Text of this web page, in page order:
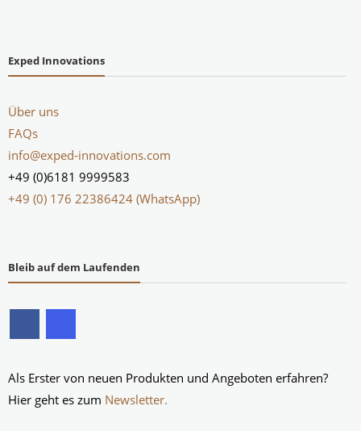
Exped Innovations
Über uns
FAQs
info@exped-innovations.com
+49 (0)6181 9999583
+49 (0) 176 22386424 (WhatsApp)
Bleib auf dem Laufenden
Als Erster von neuen Produkten und Angeboten erfahren?
Hier geht es zum Newsletter.